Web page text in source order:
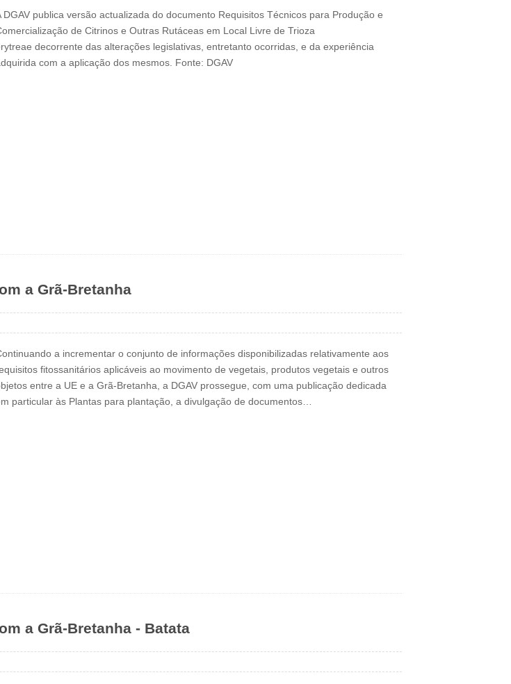
DGAV publica versão actualizada do documento Requisitos Técnicos para Produção e
de Citrinos e Outras Rutáceas em Local Livre de Trioza
decorrente das alterações legislativas, entretanto ocorridas, e da experiência
com a aplicação dos mesmos. Fonte: DGAV
a Grã-Bretanha
a incrementar o conjunto de informações disponibilizadas relativamente aos
fitossanitários aplicáveis ao movimento de vegetais, produtos vegetais e outros
entre a UE e a Grã-Bretanha, a DGAV prossegue, com uma publicação dedicada
particular às Plantas para plantação, a divulgação de documentos…
a Grã-Bretanha - Batata